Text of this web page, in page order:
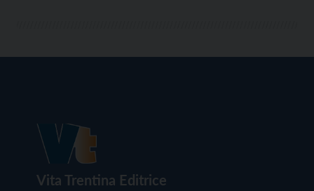
Vita Trentina Editrice